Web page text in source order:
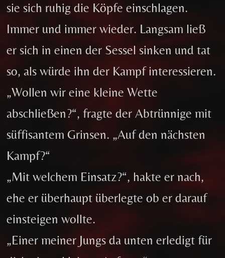
sie sich ruhig die Köpfe einschlagen.
Immer und immer wieder. Langsam ließ
er sich in einen der Sessel sinken und tat
so, als würde ihn der Kampf interessieren.
„Wollen wir eine kleine Wette
abschließen?“, fragte der Abtrünnige mit
süffisantem Grinsen. „Auf den nächsten
Kampf?“
„Mit welchem Einsatz?“, hakte er nach,
ehe er überhaupt überlegte ob er darauf
einsteigen wollte.
„Einer meiner Jungs da unten erledigt für